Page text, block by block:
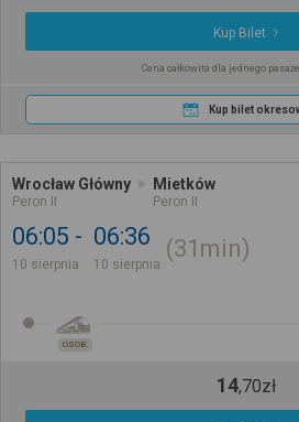
Kup Bilet
Cena całkowita dla jednego
Kup bilet
Wrocław Główny
Peron II
Mietków
Peron II
06:05
10 sierpnia
06:36
10 sierpnia
31min
OSOB.
14,70zł